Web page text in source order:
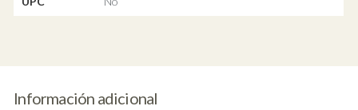
Información adicional